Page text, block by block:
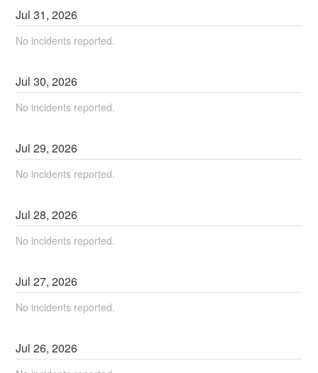
Jul31,2026
No incidents reported.
Jul30,2026
No incidents reported.
Jul29,2026
No incidents reported.
Jul28,2026
No incidents reported.
Jul27,2026
No incidents reported.
Jul26,2026